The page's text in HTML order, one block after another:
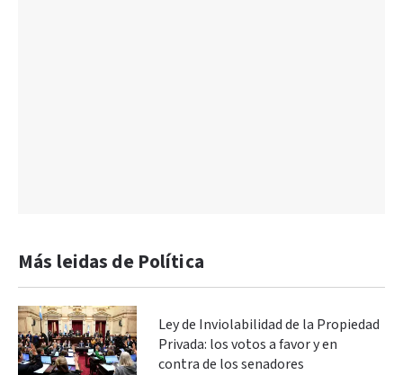
Más leidas de Política
Ley de Inviolabilidad de la Propiedad
Privada: los votos a favor y en
contra de los senadores